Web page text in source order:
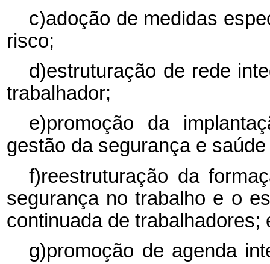
c)adoção de medidas
risco;
d)estruturação de rede
trabalhador;
e)promoção da
gestão da segurança e
f)reestruturação da
segurança no trabalho e o
continuada de trabalhadores;
g)promoção de agenda